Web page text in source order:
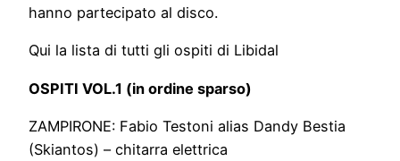
hanno partecipato al disco.
Qui la lista di tutti gli ospiti di Libidal
OSPITI VOL.1 (in ordine sparso)
ZAMPIRONE: Fabio Testoni alias Dandy Bestia
(Skiantos) – chitarra elettrica